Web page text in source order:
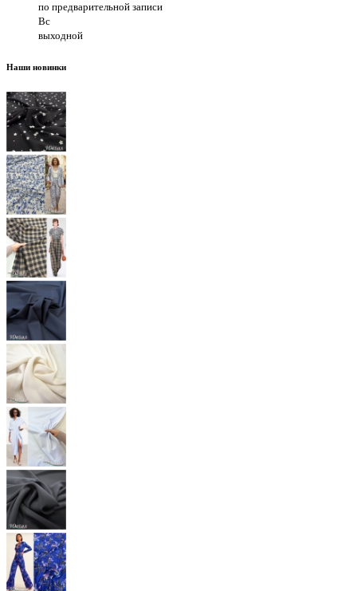
по предварительной записи
Вс
выходной
Наши новинки